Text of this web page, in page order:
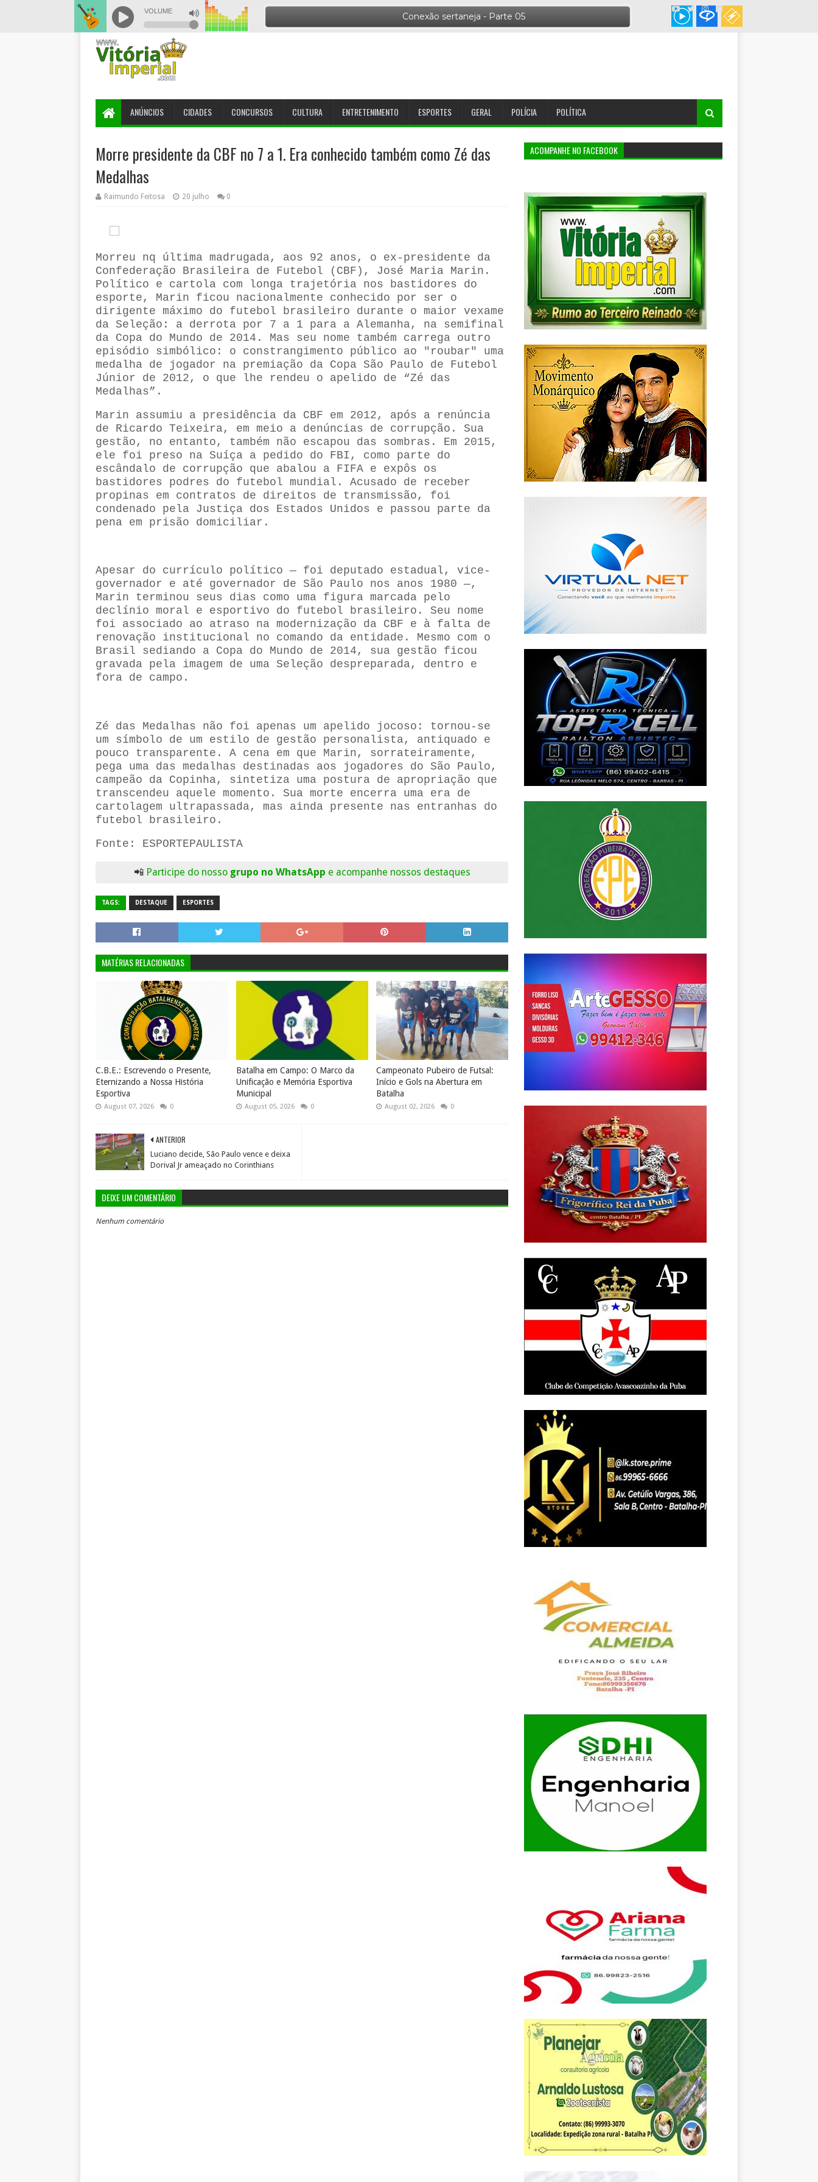
ANÚNCIOS CIDADES CONCURSOS CULTURA ENTRETENIMENTO ESPORTES GERAL POLÍCIA POLÍTICA
Morre presidente da CBF no 7 a 1. Era conhecido também como Zé das
Medalhas
Raimundo Feitosa 20 julho 0
Morreu nq última madrugada, aos 92 anos, o ex-presidente da
Confederação Brasileira de Futebol (CBF), José Maria Marin.
Político e cartola com longa trajetória nos bastidores do
esporte, Marin ficou nacionalmente conhecido por ser o
dirigente máximo do futebol brasileiro durante o maior vexame
da Seleção: a derrota por 7 a 1 para a Alemanha, na semifinal
da Copa do Mundo de 2014. Mas seu nome também carrega outro
episódio simbólico: o constrangimento público ao "roubar" uma
medalha de jogador na premiação da Copa São Paulo de Futebol
Júnior de 2012, o que lhe rendeu o apelido de “Zé das
Medalhas”.
Marin assumiu a presidência da CBF em 2012, após a renúncia
de Ricardo Teixeira, em meio a denúncias de corrupção. Sua
gestão, no entanto, também não escapou das sombras. Em 2015,
ele foi preso na Suíça a pedido do FBI, como parte do
escândalo de corrupção que abalou a FIFA e expôs os
bastidores podres do futebol mundial. Acusado de receber
propinas em contratos de direitos de transmissão, foi
condenado pela Justiça dos Estados Unidos e passou parte da
pena em prisão domiciliar.
Apesar do currículo político — foi deputado estadual, vice-
governador e até governador de São Paulo nos anos 1980 —,
Marin terminou seus dias como uma figura marcada pelo
declínio moral e esportivo do futebol brasileiro. Seu nome
foi associado ao atraso na modernização da CBF e à falta de
renovação institucional no comando da entidade. Mesmo com o
Brasil sediando a Copa do Mundo de 2014, sua gestão ficou
gravada pela imagem de uma Seleção despreparada, dentro e
fora de campo.
Zé das Medalhas não foi apenas um apelido jocoso: tornou-se
um símbolo de um estilo de gestão personalista, antiquado e
pouco transparente. A cena em que Marin, sorrateiramente,
pega uma das medalhas destinadas aos jogadores do São Paulo,
campeão da Copinha, sintetiza uma postura de apropriação que
transcendeu aquele momento. Sua morte encerra uma era de
cartolagem ultrapassada, mas ainda presente nas entranhas do
futebol brasileiro.
Fonte: ESPORTEPAULISTA
📲 Participe do nosso grupo no WhatsApp e acompanhe nossos destaques
TAGS: DESTAQUE ESPORTES
MATÉRIAS RELACIONADAS
C.B.E.: Escrevendo o Presente,
Eternizando a Nossa História
Esportiva
August 07, 2026 0
Batalha em Campo: O Marco da
Unificação e Memória Esportiva
Municipal
August 05, 2026 0
Campeonato Pubeiro de Futsal:
Início e Gols na Abertura em
Batalha
August 02, 2026 0
ANTERIOR
Luciano decide, São Paulo vence e deixa
Dorival Jr ameaçado no Corinthians
DEIXE UM COMENTÁRIO
Nenhum comentário
ACOMPANHE NO FACEBOOK